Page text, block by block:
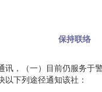
保持联络
讯，（一）目前仍服务
下列途径通知该社：